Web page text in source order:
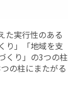
た実行性のある
り」「地域を支
くり」の3つの柱
の柱にまたがる